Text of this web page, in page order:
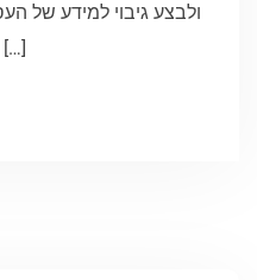
ולבצע גיבוי למידע של
המסמכים, המערכות והמידע […]